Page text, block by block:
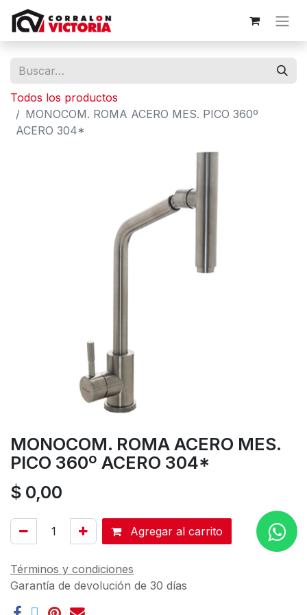
Todos los productos
MONOCOM. ROMA ACERO MES. PICO 360º
ACERO 304*
MONOCOM. ROMA ACERO MES.
PICO 360º ACERO 304*
$ 0,00
Agregar al carrito
Términos y condiciones
Garantía de devolución de 30 días